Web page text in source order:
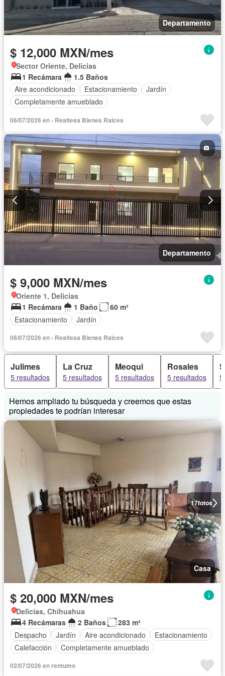
Departamento
$ 12,000 MXN/mes
Sector Oriente, Delicias
1 Recámara
1.5 Baños
Aire acondicionado
Estacionamiento
Jardín
Completamente amueblado
06/07/2026 en - Realtesa Bienes Raices
Departamento
$ 9,000 MXN/mes
Oriente 1, Delicias
1 Recámara
1 Baño
60 m²
Estacionamiento
Jardín
06/07/2026 en - Realtesa Bienes Raices
Julimes
5 resultados
La Cruz
5 resultados
Meoqui
5 resultados
Rosales
5 resultados
Hemos ampliado tu búsqueda y creemos que estas
propiedades te podrían interesar
17fotos
Casa
$ 20,000 MXN/mes
Delicias, Chihuahua
4 Recámaras
2 Baños
283 m²
Despacho
Jardín Aire acondicionado
Estacionamiento
Calefacción
Completamente amueblado
02/07/2026 en rentumo